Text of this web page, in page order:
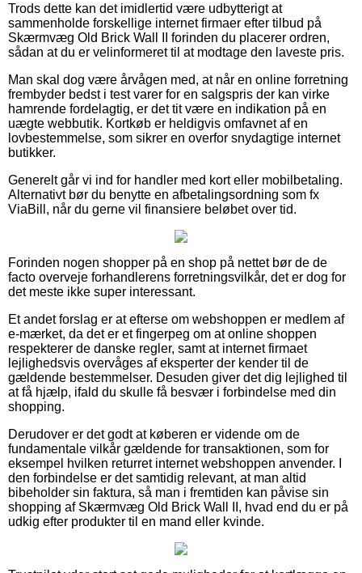
Trods dette kan det imidlertid være udbytterigt at
sammenholde forskellige internet firmaer efter tilbud på
Skærmvæg Old Brick Wall II forinden du placerer ordren,
sådan at du er velinformeret til at modtage den laveste pris.
Man skal dog være årvågen med, at når en online forretning
frembyder bedst i test varer for en salgspris der kan virke
hamrende fordelagtig, er det tit være en indikation på en
uægte webbutik. Kortkøb er heldigvis omfavnet af en
lovbestemmelse, som sikrer en overfor snydagtige internet
butikker.
Generelt går vi ind for handler med kort eller mobilbetaling.
Alternativt bør du benytte en afbetalingsordning som fx
ViaBill, når du gerne vil finansiere beløbet over tid.
Forinden nogen shopper på en shop på nettet bør de de
facto overveje forhandlerens forretningsvilkår, det er dog for
det meste ikke super interessant.
Et andet forslag er at efterse om webshoppen er medlem af
e-mærket, da det er et fingerpeg om at online shoppen
respekterer de danske regler, samt at internet firmaet
lejlighedsvis overvåges af eksperter der kender til de
gældende bestemmelser. Desuden giver det dig lejlighed til
at få hjælp, ifald du skulle få besvær i forbindelse med din
shopping.
Derudover er det godt at køberen er vidende om de
fundamentale vilkår gældende for transaktionen, som for
eksempel hvilken returret internet webshoppen anvender. I
den forbindelse er det samtidig relevant, at man altid
bibeholder sin faktura, så man i fremtiden kan påvise sin
shopping af Skærmvæg Old Brick Wall II, hvad end du er på
udkig efter produkter til en mand eller kvinde.